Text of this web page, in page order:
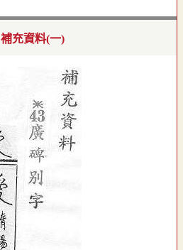
補充資料(一)